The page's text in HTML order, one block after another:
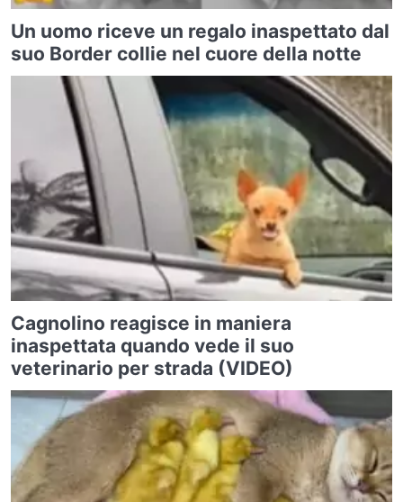
Un uomo riceve un regalo inaspettato dal
suo Border collie nel cuore della notte
Cagnolino reagisce in maniera
inaspettata quando vede il suo
veterinario per strada (VIDEO)